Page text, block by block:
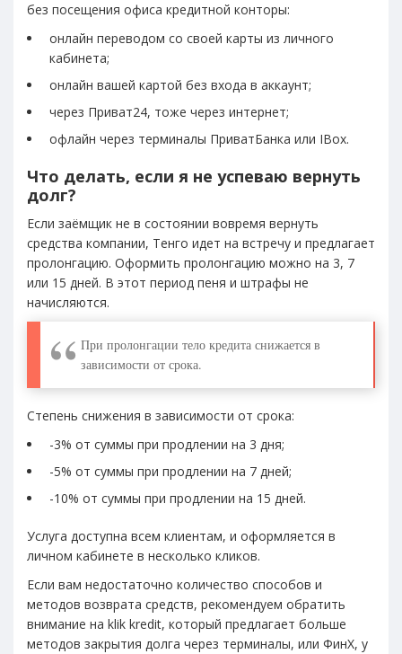
без посещения офиса кредитной конторы:
онлайн переводом со своей карты из личного
кабинета;
онлайн вашей картой без входа в аккаунт;
через Приват24, тоже через интернет;
офлайн через терминалы ПриватБанка или IBox.
Что делать, если я не успеваю вернуть
долг?
Если заёмщик не в состоянии вовремя вернуть
средства компании, Тенго идет на встречу и предлагает
пролонгацию. Оформить пролонгацию можно на 3, 7
или 15 дней. В этот период пеня и штрафы не
начисляются.
При пролонгации тело кредита снижается в
зависимости от срока.
Степень снижения в зависимости от срока:
-3% от суммы при продлении на 3 дня;
-5% от суммы при продлении на 7 дней;
-10% от суммы при продлении на 15 дней.
Услуга доступна всем клиентам, и оформляется в
личном кабинете в несколько кликов.
Если вам недостаточно количество способов и
методов возврата средств, рекомендуем обратить
внимание на klik kredit, который предлагает больше
методов закрытия долга через терминалы, или ФинХ, у